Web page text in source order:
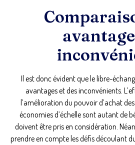
Il est donc évident que le libre-
avantages et des inconvénients.
l’amélioration du pouvoir d’achat
économies d’échelle sont autant de
doivent être pris en considération.
prendre en compte les défis découlant